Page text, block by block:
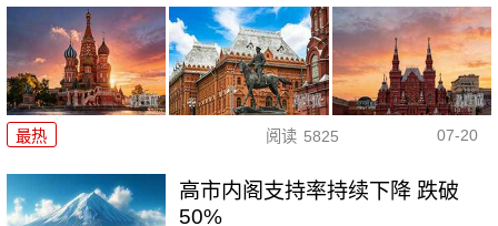
最热 阅读 5825 07-20
高市内阁支持率持续下降 跌破
50%